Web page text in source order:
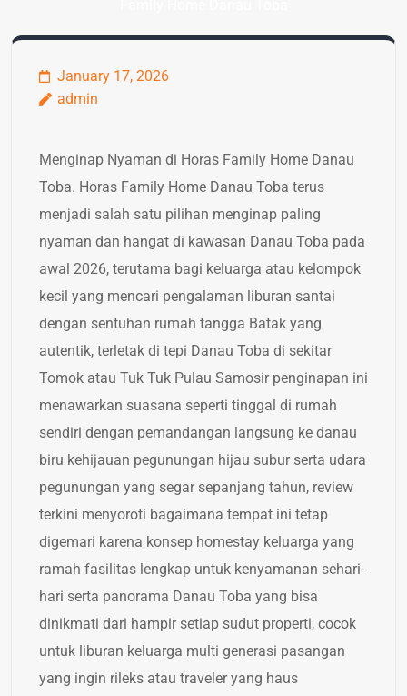
January 17, 2026
admin
Menginap Nyaman di Horas Family Home Danau
Toba. Horas Family Home Danau Toba terus
menjadi salah satu pilihan menginap paling
nyaman dan hangat di kawasan Danau Toba pada
awal 2026, terutama bagi keluarga atau kelompok
kecil yang mencari pengalaman liburan santai
dengan sentuhan rumah tangga Batak yang
autentik, terletak di tepi Danau Toba di sekitar
Tomok atau Tuk Tuk Pulau Samosir penginapan ini
menawarkan suasana seperti tinggal di rumah
sendiri dengan pemandangan langsung ke danau
biru kehijauan pegunungan hijau subur serta udara
pegunungan yang segar sepanjang tahun, review
terkini menyoroti bagaimana tempat ini tetap
digemari karena konsep homestay keluarga yang
ramah fasilitas lengkap untuk kenyamanan sehari-
hari serta panorama Danau Toba yang bisa
dinikmati dari hampir setiap sudut properti, cocok
untuk liburan keluarga multi generasi pasangan
yang ingin rileks atau traveler yang haus